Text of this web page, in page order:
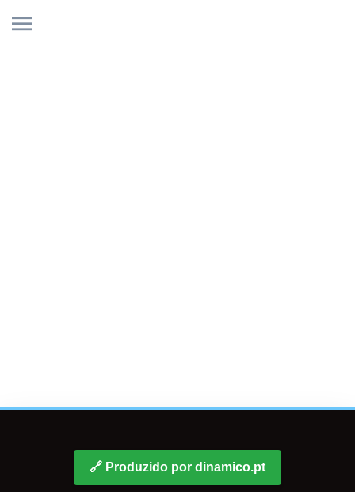
🔗 Produzido por dinamico.pt